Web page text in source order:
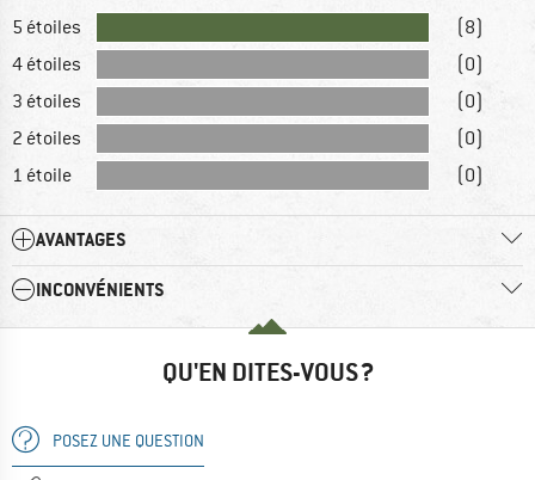
5 étoiles
(8)
4 étoiles
(0)
3 étoiles
(0)
2 étoiles
(0)
1 étoile
(0)
AVANTAGES
INCONVÉNIENTS
QU'EN DITES-VOUS ?
POSEZ UNE QUESTION